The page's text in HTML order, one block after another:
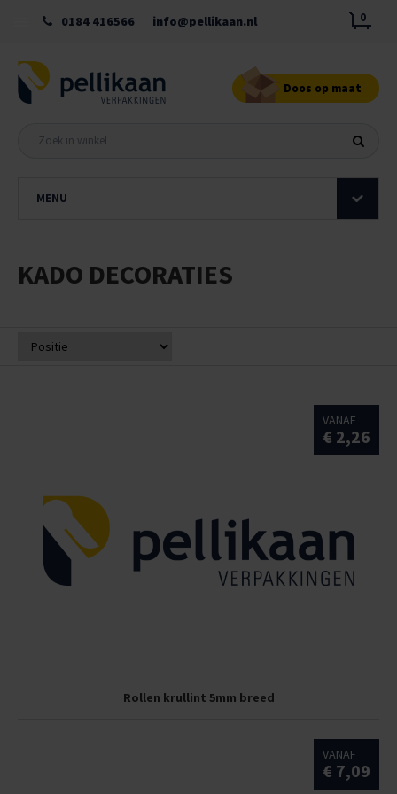
0184 416566 info@pellikaan.nl 0
Doos op maat
MENU
KADO DECORATIES
Rollen krullint 5mm breed
VANAF
€ 2,26
VANAF
€ 7,09